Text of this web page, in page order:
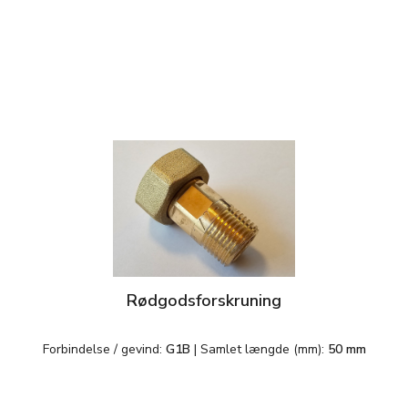
Rødgodsforskruning
Forbindelse / gevind: G1B | Samlet længde (mm): 50 mm